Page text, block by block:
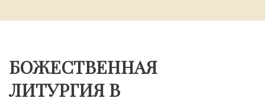
БОЖЕСТВЕННАЯ
ЛИТУРГИЯ В